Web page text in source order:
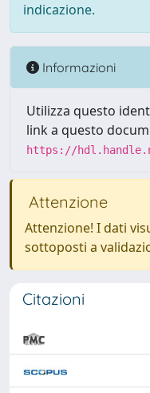
indicazione.
Informazioni
Utilizza questo
link a questo
https://
Attenzione
Attenzione! I dati
sottoposti a
Citazioni